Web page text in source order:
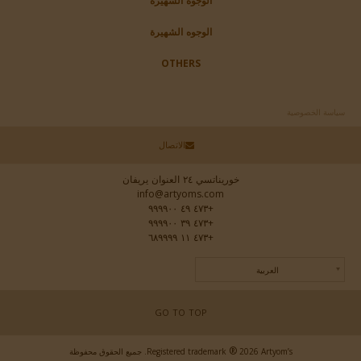
الوجوه الشهيرة
OTHERS
سياسة الخصوصية
الاتصال
خوريناتسي ٢٤ العنوان يريفان
info@artyoms.com
+٤٧٣ ٤٩ ٩٩٩٩٠٠
+٤٧٣ ٣٩ ٩٩٩٩٠٠
+٤٧٣ ١١ ٦٨٩٩٩٩
العربية
GO TO TOP
Registered trademark ®2026 Artyom’s. جميع الحقوق محفوظة